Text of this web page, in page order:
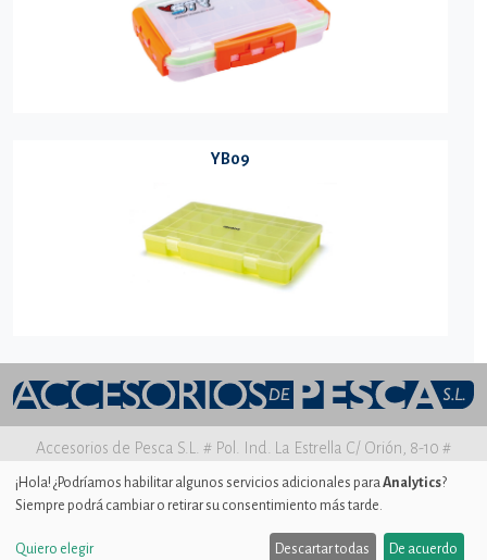
YB09
Accesorios de Pesca S.L. # Pol. Ind. La Estrella C/ Orión, 8-10 #
30500 MOLINA DE SEGURA Murcia
Aviso legal
¡Hola! ¿Podríamos habilitar algunos servicios adicionales paraAnalytics?
Siempre podrá cambiar o retirar su consentimiento más tarde.
Quiero elegir Descartar todas De acuerdo